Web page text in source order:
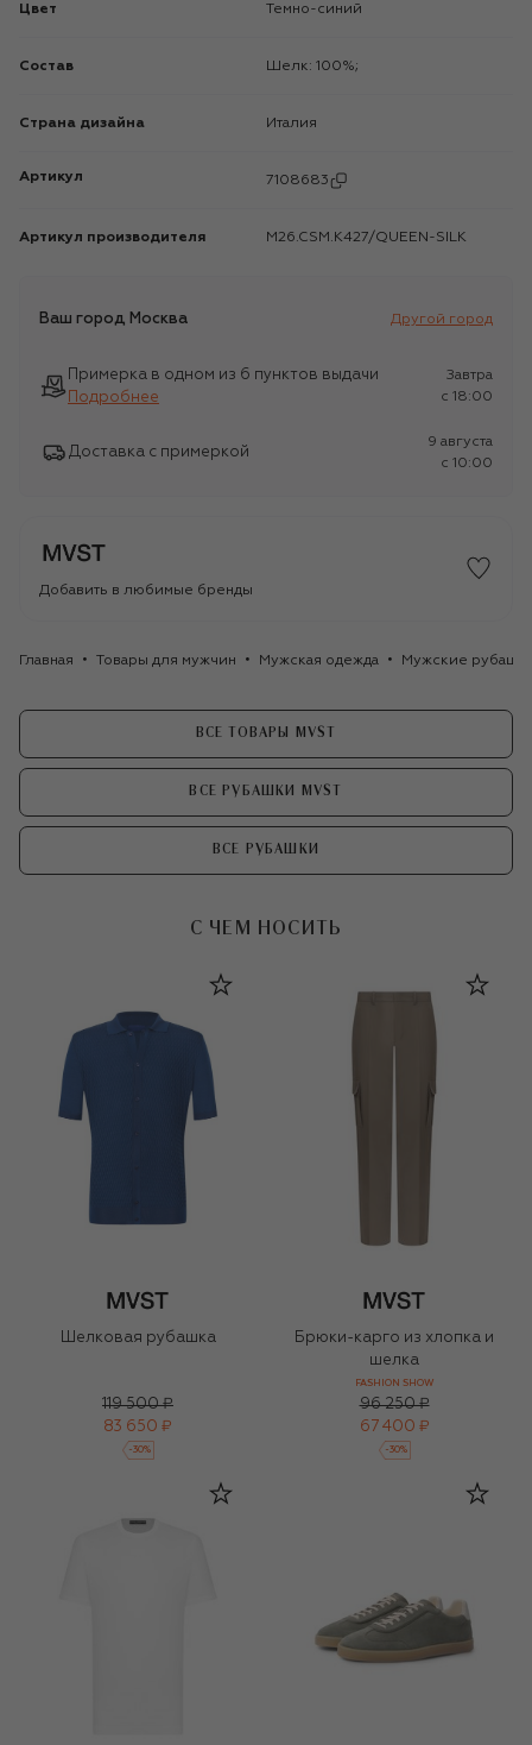
Цвет Темно-синий
Состав Шелк: 100%;
Страна дизайна Италия
Артикул 7108683
Артикул производителя M26.CSM.K427/QUEEN-SILK
Ваш город Москва Другой город
Примерка в одном из 6 пунктов выдачи
Подробнее
Завтра
c 18:00
Доставка с примеркой
9 августа
c 10:00
Добавить в любимые бренды
Главная Товары для мужчин Мужская одежда Мужские
ВСЕ ТОВАРЫ MVST
ВСЕ РУБАШКИ MVST
ВСЕ РУБАШКИ
С ЧЕМ НОСИТЬ
Шелковая рубашка
119 500 ₽
83 650 ₽
-30%
Брюки-карго из хлопка и
шелка
FASHION SHOW
96 250 ₽
67 400 ₽
-30%